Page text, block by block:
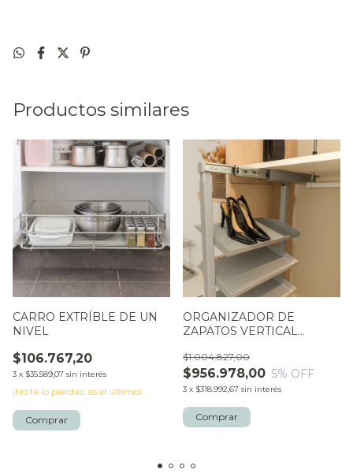
Productos similares
CARRO EXTRÍBLE DE UN
NIVEL
$106.767,20
3 x $35.589,07 sin interés
¡No te lo pierdas, es el último!
Comprar
ORGANIZADOR DE
ZAPATOS VERTICAL
$956.978,00
$1.004.827,00
5% OFF
3 x $318.992,67 sin interés